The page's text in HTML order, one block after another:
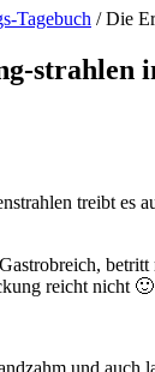
Tagebuch /Die
strahlen
treibt es
reicht nicht
und auch